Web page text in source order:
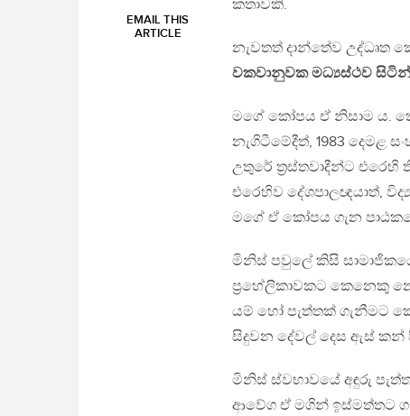
EMAIL THIS
ARTICLE
කතාවකි.
නැවතත් දාන්තේව උද්ධෘත
වකවානුවක මධ්‍යස්ථව
මගේ කෝපය ඒ නිසාම ය.
නැගිටීමේදීත්, 1983 දෙමළ
උතුරේ ත‍්‍රස්තවාදීන්ට එරෙහි
එරෙහිව දේශපාලඥයාත්,
මගේ ඒ කෝපය ගැන
මිනිස් පවුලේ කිසි
ප‍්‍රහේලිකාවකට කෙනෙකු
යම් හෝ පැත්තක් ගැනීමට
සිදුවන දේවල් දෙස ඇස් කන්
මිනිස් ස්වභාවයේ අඳුරු
ආවේග ඒ මගින් ඉස්මත්තට